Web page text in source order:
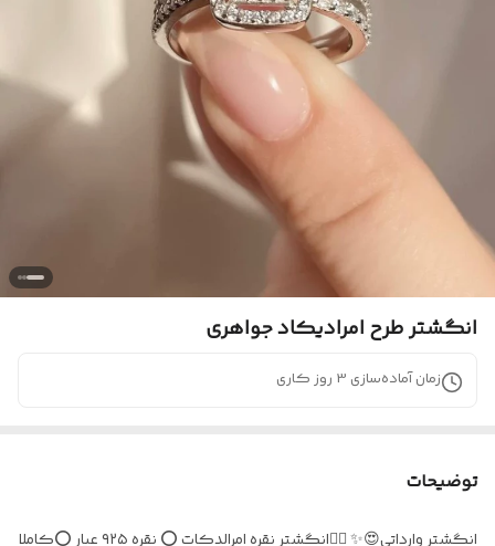
انگشتر طرح امرادیکاد جواهری
زمان آماده‌سازی 3 روز کاری
توضیحات
انگشتر وارداتی😍✨ 👌🏼انگشتر نقره امرالدکات ⭕️ نقره ۹۲۵ عیار ⭕️کاملا